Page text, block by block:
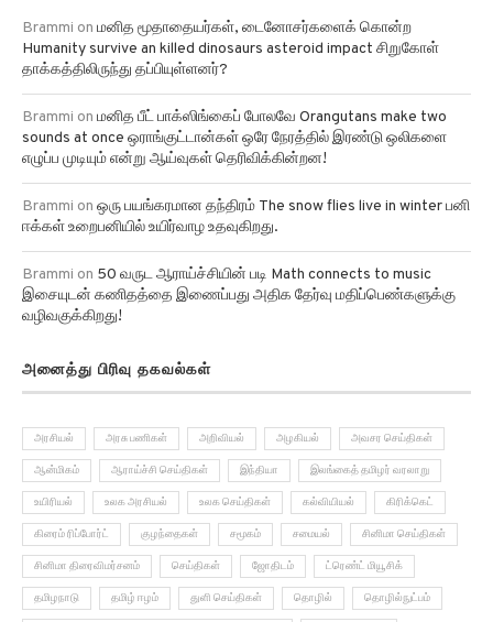
Brammi on மனித மூதாதையர்கள், டைனோசர்களைக் கொன்ற
Humanity survive an killed dinosaurs asteroid impact சிறுகோள்
தாக்கத்திலிருந்து தப்பியுள்ளனர்?
Brammi on மனித பீட் பாக்ஸிங்கைப் போலவே Orangutans make two
sounds at once ஒராங்குட்டான்கள் ஒரே நேரத்தில் இரண்டு ஒலிகளை
எழுப்ப முடியும் என்று ஆய்வுகள் தெரிவிக்கின்றன!
Brammi on ஒரு பயங்கரமான தந்திரம் The snow flies live in winter பனி
ஈக்கள் உறைபனியில் உயிர்வாழ உதவுகிறது.
Brammi on 50 வருட ஆராய்ச்சியின் படி Math connects to music
இசையுடன் கணிதத்தை இணைப்பது அதிக தேர்வு மதிப்பெண்களுக்கு
வழிவகுக்கிறது!
அனைத்து பிரிவு தகவல்கள்
அரசியல் அரசு பணிகள் அறிவியல் அழகியல் அவசர செய்திகள்
ஆன்மிகம் ஆராய்ச்சி செய்திகள் இந்தியா இலங்கைத் தமிழர் வரலாறு
உயிரியல் உலக அரசியல் உலக செய்திகள் கல்வியியல் கிரிக்கெட்
கிரைம் ரிப்போர்ட் குழந்தைகள் சமூகம் சமையல் சினிமா செய்திகள்
சினிமா திரைவிமர்சனம் செய்திகள் ஜோதிடம் ட்ரெண்ட் மியூசிக்
தமிழநாடு தமிழ் ஈழம் துளி செய்திகள் தொழில் தொழில்நுட்பம்